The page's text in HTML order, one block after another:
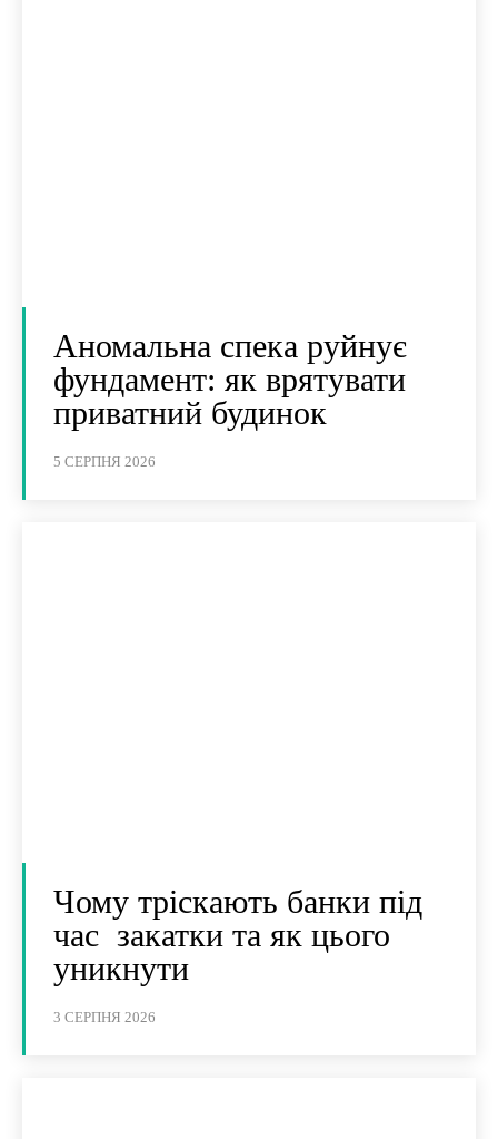
Аномальна спека руйнує
фундамент: як врятувати
приватний будинок
5 СЕРПНЯ 2026
Чому тріскають банки під
час закатки та як цього
уникнути
3 СЕРПНЯ 2026